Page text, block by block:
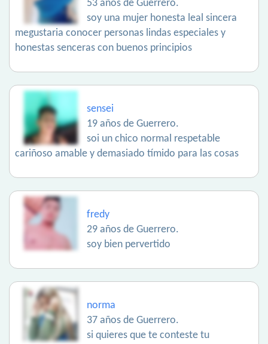
53 años de Guerrero.
soy una mujer honesta leal sincera
megustaria conocer personas lindas especiales y
honestas senceras con buenos principios
sensei
19 años de Guerrero.
soi un chico normal respetable
cariñoso amable y demasiado tímido para las cosas
fredy
29 años de Guerrero.
soy bien pervertido
norma
37 años de Guerrero.
si quieres que te conteste tu